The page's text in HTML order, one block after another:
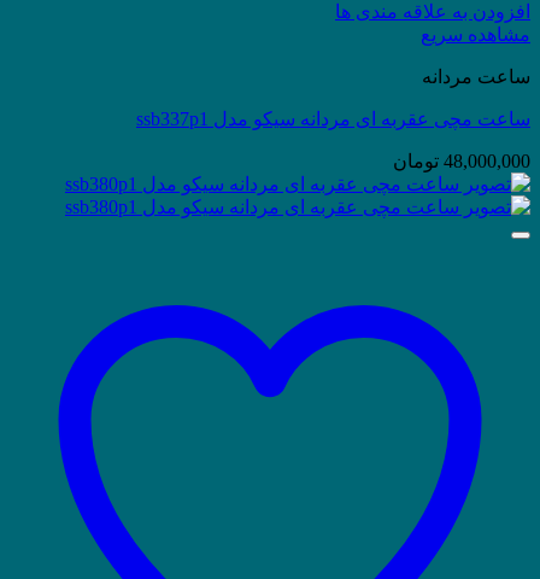
افزودن به علاقه مندی ها
مشاهده سریع
ساعت مردانه
ساعت مچی عقربه ای مردانه سیکو مدل ssb337p1
48,000,000 تومان